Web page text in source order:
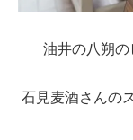
油井の八朔
石見麦酒さんの